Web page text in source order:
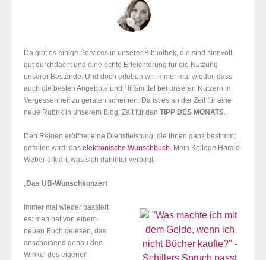
Da gibt es einige Services in unserer Bibliothek, die sind sinnvoll,
gut durchdacht und eine echte Erleichterung für die Nutzung
unserer Bestände. Und doch erleben wir immer mal wieder, dass
auch die besten Angebote und Hilfsmittel bei unseren Nutzern in
Vergessenheit zu geraten scheinen. Da ist es an der Zeit für eine
neue Rubrik in unserem Blog: Zeit für den TIPP DES MONATS.
Den Reigen eröffnet eine Dienstleistung, die Ihnen ganz bestimmt
gefallen wird: das elektronische Wunschbuch. Mein Kollege Harald
Weber erklärt, was sich dahinter verbirgt:
„Das UB-Wunschkonzert
Immer mal wieder passiert
es: man hat von einem
neuen Buch gelesen, das
anscheinend genau den
Winkel des eigenen